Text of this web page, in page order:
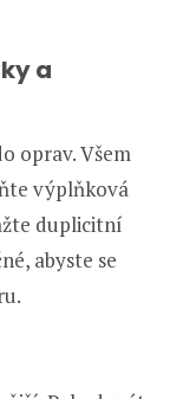
a
oprav. Všem
výplňková
duplicitní
abyste se